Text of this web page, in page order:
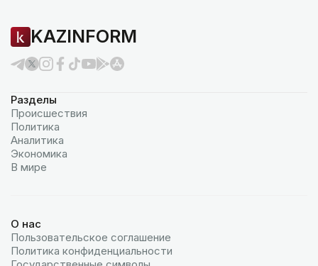
KAZINFORM
Разделы
Происшествия
Политика
Аналитика
Экономика
В мире
О нас
Пользовательское соглашение
Политика конфиденциальности